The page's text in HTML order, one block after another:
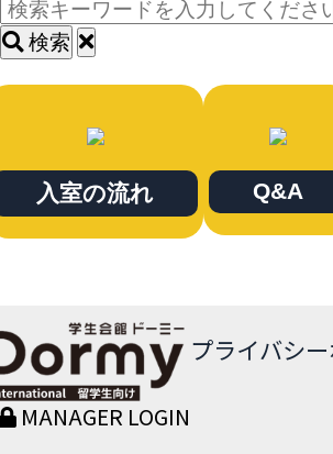
検索
入室の流れ Q&A
MANAGER LOGIN
プライバシ